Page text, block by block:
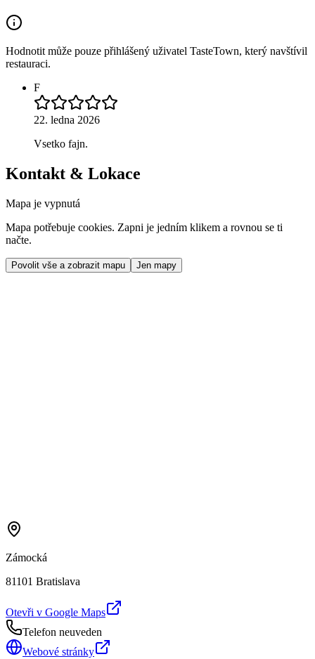
Hodnotit může pouze přihlášený uživatel TasteTown, který navštívil
restauraci.
F
22. ledna 2026
Vsetko fajn.
Kontakt & Lokace
Mapa je vypnutá
Mapa potřebuje cookies. Zapni je jedním klikem a rovnou se ti
načte.
Povolit vše a zobrazit mapu Jen mapy
Zámocká
81101 Bratislava
Otevři v Google Maps
Telefon neuveden
Webové stránky